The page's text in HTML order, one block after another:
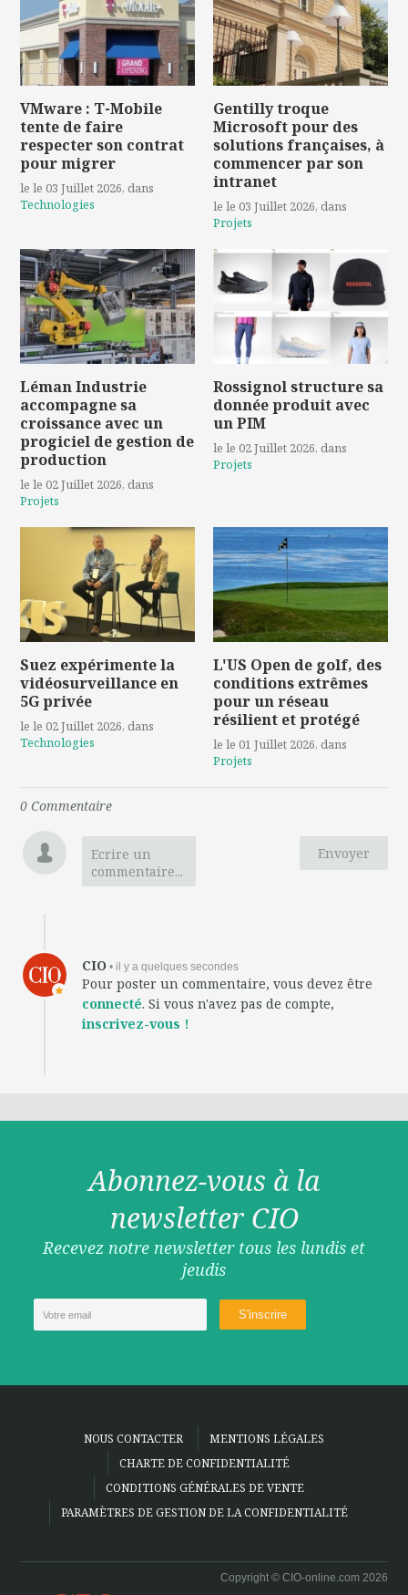
VMware : T-Mobile
tente de faire
respecter son contrat
pour migrer
le le 03 Juillet 2026, dans
Technologies
Gentilly troque
Microsoft pour des
solutions françaises, à
commencer par son
intranet
le le 03 Juillet 2026, dans
Projets
Léman Industrie
accompagne sa
croissance avec un
progiciel de gestion de
production
le le 02 Juillet 2026, dans
Projets
Rossignol structure sa
donnée produit avec
un PIM
le le 02 Juillet 2026, dans
Projets
Suez expérimente la
vidéosurveillance en
5G privée
le le 02 Juillet 2026, dans
Technologies
L'US Open de golf, des
conditions extrêmes
pour un réseau
résilient et protégé
le le 01 Juillet 2026, dans
Projets
0 Commentaire
Envoyer
Ecrire un
commentaire...
CIO • il y a quelques secondes
Pour poster un commentaire, vous devez être
connecté. Si vous n'avez pas de compte,
inscrivez-vous !
Abonnez-vous à la
newsletter CIO
Recevez notre newsletter tous les lundis et
jeudis
NOUS CONTACTER
MENTIONS LÉGALES
CHARTE DE CONFIDENTIALITÉ
CONDITIONS GÉNÉRALES DE VENTE
PARAMÈTRES DE GESTION DE LA CONFIDENTIALITÉ
Copyright © CIO-online.com 2026